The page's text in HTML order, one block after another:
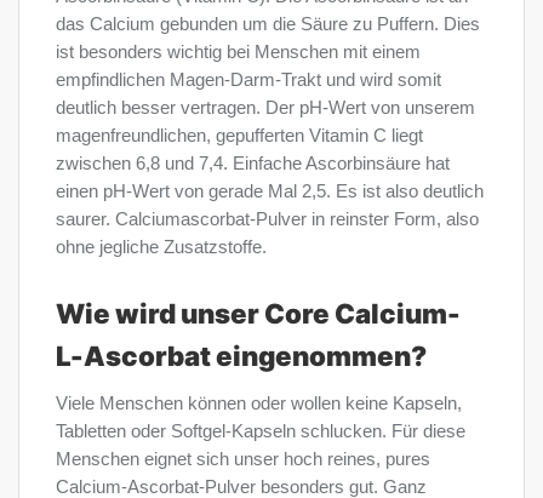
das Calcium gebunden um die Säure zu Puffern. Dies
ist besonders wichtig bei Menschen mit einem
empfindlichen Magen-Darm-Trakt und wird somit
deutlich besser vertragen. Der pH-Wert von unserem
magenfreundlichen, gepufferten Vitamin C liegt
zwischen 6,8 und 7,4. Einfache Ascorbinsäure hat
einen pH-Wert von gerade Mal 2,5. Es ist also deutlich
saurer. Calciumascorbat-Pulver in reinster Form, also
ohne jegliche Zusatzstoffe.
Wie wird unser Core Calcium-
L-Ascorbat eingenommen?
Viele Menschen können oder wollen keine Kapseln,
Tabletten oder Softgel-Kapseln schlucken. Für diese
Menschen eignet sich unser hoch reines, pures
Calcium-Ascorbat-Pulver besonders gut. Ganz